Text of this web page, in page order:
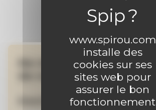
www.spirou.com
installe des
cookies sur ses
sites web pour
assurer le bon
fonctionnement
Ne manquez aucune
de nos actualités !
Inscrivez-vous à la newsletter